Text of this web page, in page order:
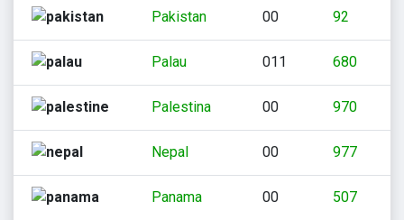
Pakistan 00 92
Palau 011 680
Palestina 00 970
Nepal 00 977
Panama 00 507